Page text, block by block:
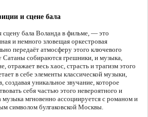
и сцене бала
бала Воланда в фильме, — это
и немного зловещая оркестровая
передаёт атмосферу этого ключевого
Сатаны собираются грешники, и музыка,
отражает весь хаос, страсть и трагизм этого
в себе элементы классической музыки,
уникальное звучание, которое
себя частью этого невероятного и
музыка мгновенно ассоциируется с романом и
символом булгаковской Москвы.